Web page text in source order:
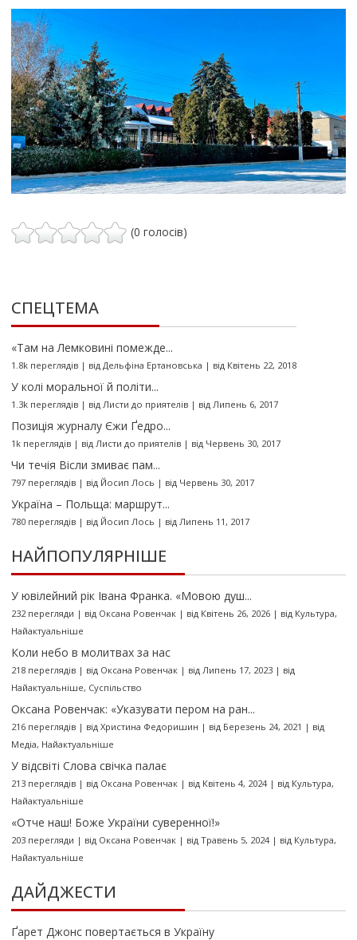
(0 голосів)
СПЕЦТЕМА
«Там на Лемковині помежде...
1.8k переглядів| від Дельфіна Ертановська | від Квітень 22, 2018
У колі моральної й політи...
1.3k переглядів| від Листи до приятелів| від Липень 6, 2017
Позиція журналу Єжи Ґедро...
1k переглядів| від Листи до приятелів| від Червень 30, 2017
Чи течія Вісли змиває пам...
797 переглядів| від Йосип Лось | від Червень 30, 2017
Україна – Польща: маршрут...
780 переглядів| від Йосип Лось | від Липень 11, 2017
НАЙПОПУЛЯРНІШЕ
У ювілейний рік Івана Франка. «Мовою душ...
232 перегляди | від Оксана Ровенчак| від Квітень 26, 2026| від Культура,
Найактуальніше
Коли небо в молитвах за нас
218 переглядів| від Оксана Ровенчак| від Липень 17, 2023| від
Найактуальніше, Суспільство
Оксана Ровенчак: «Указувати пером на ран...
216 переглядів| від Христина Федоришин | від Березень 24, 2021 | від
Медіа, Найактуальніше
У відсвіті Слова свічка палає
213 переглядів| від Оксана Ровенчак| від Квітень 4, 2024| від Культура,
Найактуальніше
«Отче наш! Боже України суверенної!»
203 перегляди | від Оксана Ровенчак| від Травень 5, 2024| від Культура,
Найактуальніше
ДАЙДЖЕСТИ
Ґарет Джонс повертається в Україну